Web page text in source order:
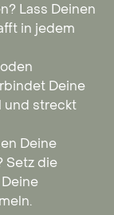
Lass Deinen
in jedem
Deine
und streckt
Deine
Setz die